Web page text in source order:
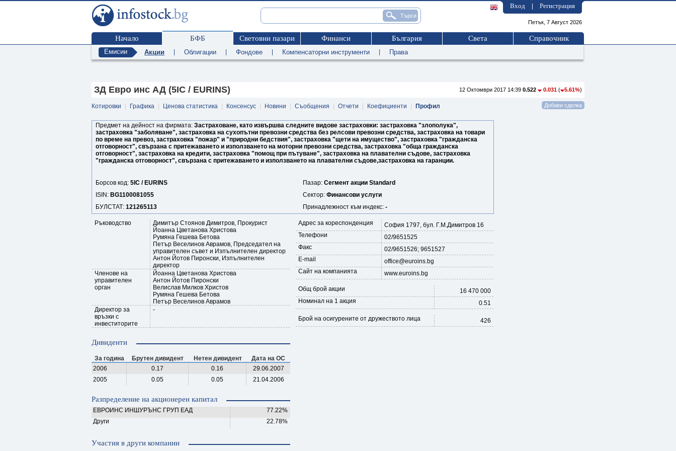
Вход Регистрация
Петък, 7 Август 2026
Начало БФБ Световни пазари Финанси България Света Справочник
Емисии Акции Облигации Фондове Компенсаторни инструменти Права
12 Октомври 2017 14:39 0.522 0.031 ( 5.61%)
ЗД Евро инс АД (5IC / EURINS)
Котировки Графика Ценова статистика Консенсус Новини Съобщения Отчети Коефициенти Профил
Предмет на дейност на фирмата: Застраховане, като извършва следните видове застраховки: застраховка "злополука",
застраховка "заболяване", застраховка на сухопътни превозни средства без релсови превозни средства, застраховка на товари
по време на превоз, застраховка "пожар" и "природни бедствия", застраховка "щети на имущество", застраховка "гражданска
отговорност", свързана с притежаването и използването на моторни превозни средства, застраховка "обща гражданска
отговорност", застраховка на кредити, застраховка "помощ при пътуване", застраховка на плавателни съдове, застраховка
"гражданска отговорност", свързана с притежаването и използването на плавателни съдове,застраховка на гаранции.
Борсов код: 5IC / EURINS Пазар: Сегмент акции Standard
ISIN: BG1100081055 Сектор: Финансови услуги
БУЛСТАТ: 121265113 Принадлежност към индекс: -
Адрес за кореспонденция
София 1797, бул. Г.М.Димитров 16
Телефони
02/9651525
Факс
02/9651526; 9651527
E-mail
office@euroins.bg
Сайт на компанията
www.euroins.bg
Общ брой акции
16 470 000
Номинал на 1 акция
0.51
Брой на осигурените от дружеството лица 426
Ръководство
Димитър Стоянов Димитров, Прокурист
Йоанна Цветанова Христова
Румяна Гешева Бетова
Петър Веселинов Аврамов, Председател на
управителен съвет и Изпълнителен директор
Антон Йотов Пиронски, Изпълнителен
директор
Членове на
управителен
орган
Йоанна Цветанова Христова
Антон Йотов Пиронски
Велислав Милков Христов
Румяна Гешева Бетова
Петър Веселинов Аврамов
Директор за
връзки с
инвеститорите
-
Дивиденти
За година Брутен дивидент Нетен дивидент
Дата на ОС
2006
0.17 0.16
29.06.2007
2005
0.05 0.05 21.04.2006
Разпределение на акционерен капитал
ЕВРОИНС ИНШУРЪНС ГРУП ЕАД
77.22%
Други
22.78%
Участия в други компании